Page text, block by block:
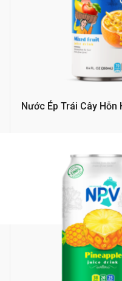
Nước Ép Trái Cây Hỗn